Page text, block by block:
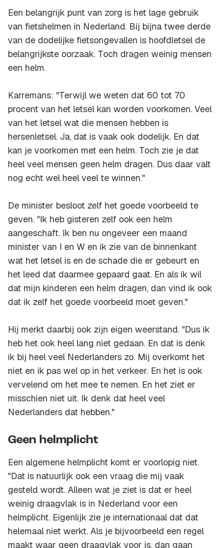
Een belangrijk punt van zorg is het lage gebruik
van fietshelmen in Nederland. Bij bijna twee derde
van de dodelijke fietsongevallen is hoofdletsel de
belangrijkste oorzaak. Toch dragen weinig mensen
een helm.
Karremans: "Terwijl we weten dat 60 tot 70
procent van het letsel kan worden voorkomen. Veel
van het letsel wat die mensen hebben is
hersenletsel. Ja, dat is vaak ook dodelijk. En dat
kan je voorkomen met een helm. Toch zie je dat
heel veel mensen geen helm dragen. Dus daar valt
nog echt wel heel veel te winnen."
De minister besloot zelf het goede voorbeeld te
geven. "Ik heb gisteren zelf ook een helm
aangeschaft. Ik ben nu ongeveer een maand
minister van I en W en ik zie van de binnenkant
wat het letsel is en de schade die er gebeurt en
het leed dat daarmee gepaard gaat. En als ik wil
dat mijn kinderen een helm dragen, dan vind ik ook
dat ik zelf het goede voorbeeld moet geven."
Hij merkt daarbij ook zijn eigen weerstand. "Dus ik
heb het ook heel lang niet gedaan. En dat is denk
ik bij heel veel Nederlanders zo. Mij overkomt het
niet en ik pas wel op in het verkeer. En het is ook
vervelend om het mee te nemen. En het ziet er
misschien niet uit. Ik denk dat heel veel
Nederlanders dat hebben."
Geen helmplicht
Een algemene helmplicht komt er voorlopig niet.
"Dat is natuurlijk ook een vraag die mij vaak
gesteld wordt. Alleen wat je ziet is dat er heel
weinig draagvlak is in Nederland voor een
helmplicht. Eigenlijk zie je internationaal dat dat
helemaal niet werkt. Als je bijvoorbeeld een regel
maakt waar geen draagvlak voor is, dan gaan